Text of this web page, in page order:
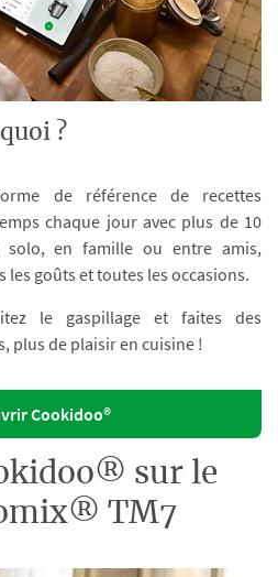
?
de référence de recettes
chaque jour avec plus de 10
solo, en famille ou entre amis,
goûts et toutes les occasions.
le gaspillage et faites des
plus de plaisir en cuisine !
Cookidoo®
sur le
TM7